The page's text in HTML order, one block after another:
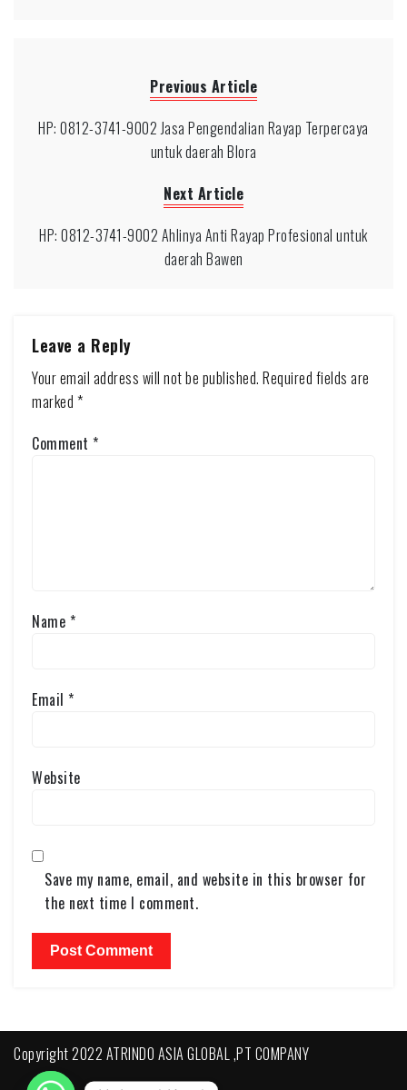
Previous Article
HP: 0812-3741-9002 Jasa Pengendalian Rayap Terpercaya
untuk daerah Blora
Next Article
HP: 0812-3741-9002 Ahlinya Anti Rayap Profesional untuk
daerah Bawen
Leave a Reply
Your email address will not be published. Required fields are
marked *
Comment *
Name *
Email *
Website
Save my name, email, and website in this browser for
the next time I comment.